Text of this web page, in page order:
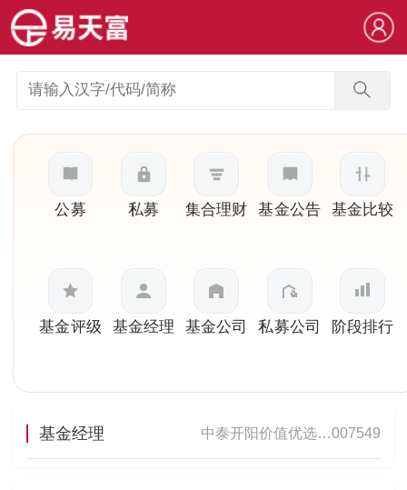
公募 私募 集合理财 基金公告 基金比较
基金评级 基金经理 基金公司 私募公司 阶段排行
基金经理 中泰开阳价值优选…007549